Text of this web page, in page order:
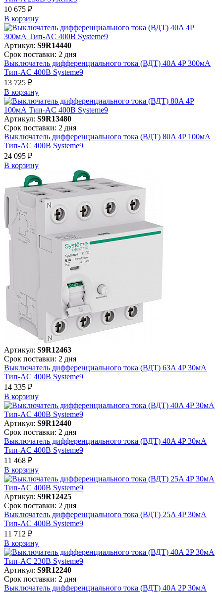
10 675 ₽
В корзинy
Артикул: S9R14440
Срок поставки: 2 дня
Выключатель дифференциального тока (ВДТ) 40A 4P 300мА
Тип-AC 400В Systeme9
13 725 ₽
В корзинy
Артикул: S9R13480
Срок поставки: 2 дня
Выключатель дифференциального тока (ВДТ) 80A 4P 100мА
Тип-AC 400В Systeme9
24 095 ₽
В корзинy
Артикул: S9R12463
Срок поставки: 2 дня
Выключатель дифференциального тока (ВДТ) 63A 4P 30мА
Тип-AC 400В Systeme9
14 335 ₽
В корзинy
Артикул: S9R12440
Срок поставки: 2 дня
Выключатель дифференциального тока (ВДТ) 40A 4P 30мА
Тип-AC 400В Systeme9
11 468 ₽
В корзинy
Артикул: S9R12425
Срок поставки: 2 дня
Выключатель дифференциального тока (ВДТ) 25A 4P 30мА
Тип-AC 400В Systeme9
11 712 ₽
В корзинy
Артикул: S9R12240
Срок поставки: 2 дня
Выключатель дифференциального тока (ВДТ) 40A 2P 30мА